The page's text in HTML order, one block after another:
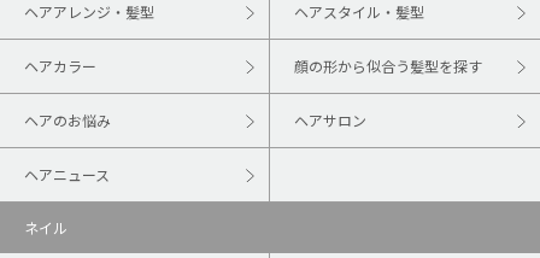
ヘアアレンジ・髪型 ヘアスタイル・髪型
ヘアカラー 顔の形から似合う髪型を探す
ヘアのお悩み ヘアサロン
ヘアニュース
ネイル